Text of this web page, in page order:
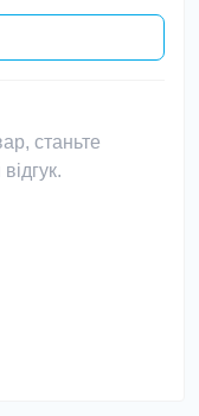
станьте